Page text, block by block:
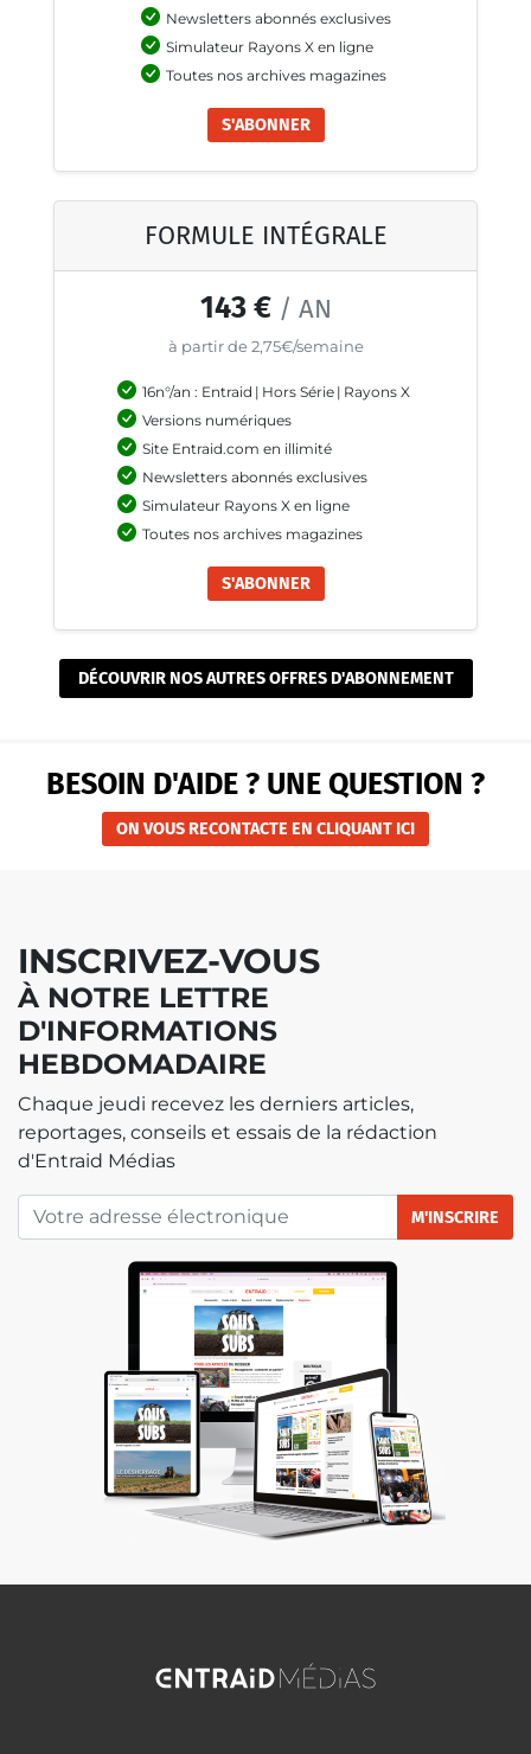
Newsletters abonnés exclusives
Simulateur Rayons X en ligne
Toutes nos archives magazines
S'ABONNER
FORMULE INTÉGRALE
143 €/ AN
à partir de 2,75€/semaine
16n°/an : Entraid | Hors Série | Rayons X
Versions numériques
Site Entraid.com en illimité
Newsletters abonnés exclusives
Simulateur Rayons X en ligne
Toutes nos archives magazines
S'ABONNER
DÉCOUVRIR NOS AUTRES OFFRES D'ABONNEMENT
BESOIN D'AIDE ? UNE QUESTION ?
ON VOUS RECONTACTE EN CLIQUANT ICI
INSCRIVEZ-VOUS
À NOTRE LETTRE
D'INFORMATIONS
HEBDOMADAIRE
Chaque jeudi recevez les derniers articles,
reportages, conseils et essais de la rédaction
d'Entraid Médias
M'INSCRIRE